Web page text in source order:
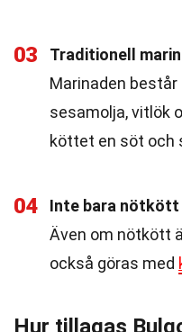
03
Traditionell
Marinaden
sesamolja, vitlök
köttet en söt och
04
Inte bara nötkött
Även om nötkött
också göras med
Hur tillagas